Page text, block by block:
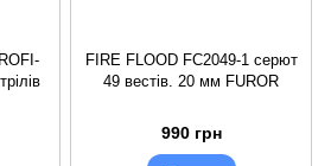
FIRE FLOOD FC2049-1 серют
49 вестів. 20 мм FUROR
990 грн